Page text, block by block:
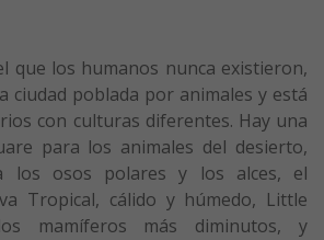
que los humanos nunca existieron,
ciudad poblada por animales y está
con culturas diferentes. Hay una
para los animales del desierto,
los osos polares y los alces, el
Tropical, cálido y húmedo, Little
mamíferos más diminutos, y